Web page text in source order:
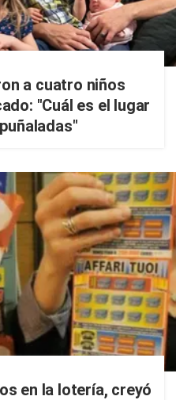
a cuatro niños
"Cuál es el lugar
en la lotería, creyó